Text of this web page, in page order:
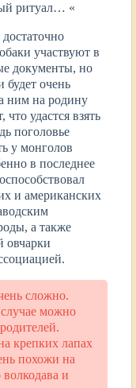
ритуал… «
участвуют в
документы, но
будет очень
ним на родину
удастся взять
поголовье
у монголов
в последнее
и американских
а также
овчарки
сложно.
можно
крепких лапах
похожи на
и